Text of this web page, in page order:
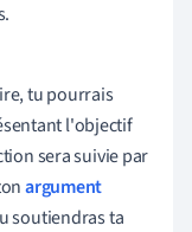
tu pourrais
l'objectif
sera suivie par
argument
soutiendras ta